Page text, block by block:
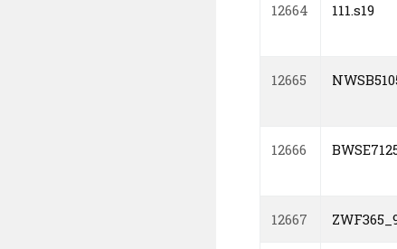
12664 111.s19
12665
12666
12667